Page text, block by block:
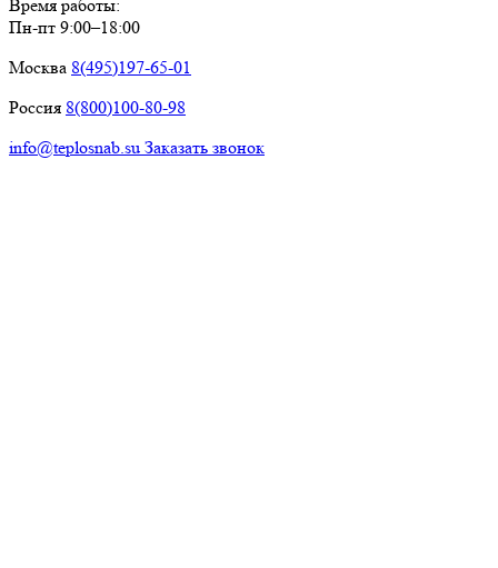
Время работы:
Пн-пт 9:00–18:00
Москва 8(495)197-65-01
Россия 8(800)100-80-98
info@teplosnab.su Заказать звонок